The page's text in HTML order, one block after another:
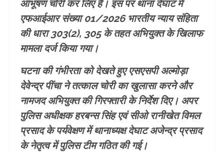
आभूषण चोरी कर लिए हैं। इस पर थाना देघाट में
एफआईआर संख्या 01/2026 भारतीय न्याय संहिता
की धारा 303(2), 305 के तहत अभियुक्त के खिलाफ
मामला दर्ज किया गया।
घटना की गंभीरता को देखते हुए एसएसपी अल्मोड़ा
देवेन्द्र पींचा ने तत्काल चोरी का खुलासा करने और
नामजद अभियुक्त की गिरफ्तारी के निर्देश दिए। अपर
पुलिस अधीक्षक हरबन्स सिंह एवं सीओ रानीखेत विमल
प्रसाद के पर्यवेक्षण में थानाध्यक्ष देघाट अजेन्द्र प्रसाद
के नेतृत्व में पुलिस टीम गठित की गई।